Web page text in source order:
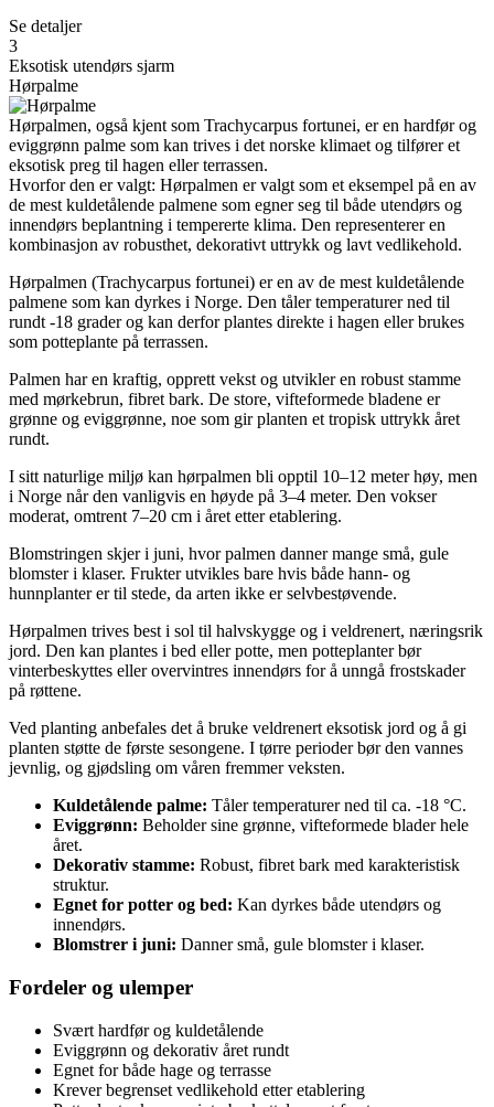
Se detaljer
3
Eksotisk utendørs sjarm
Hørpalme
Hørpalmen, også kjent som Trachycarpus fortunei, er en hardfør og
eviggrønn palme som kan trives i det norske klimaet og tilfører et
eksotisk preg til hagen eller terrassen.
Hvorfor den er valgt: Hørpalmen er valgt som et eksempel på en av
de mest kuldetålende palmene som egner seg til både utendørs og
innendørs beplantning i tempererte klima. Den representerer en
kombinasjon av robusthet, dekorativt uttrykk og lavt vedlikehold.
Hørpalmen (Trachycarpus fortunei) er en av de mest kuldetålende
palmene som kan dyrkes i Norge. Den tåler temperaturer ned til
rundt -18 grader og kan derfor plantes direkte i hagen eller brukes
som potteplante på terrassen.
Palmen har en kraftig, opprett vekst og utvikler en robust stamme
med mørkebrun, fibret bark. De store, vifteformede bladene er
grønne og eviggrønne, noe som gir planten et tropisk uttrykk året
rundt.
I sitt naturlige miljø kan hørpalmen bli opptil 10–12 meter høy, men
i Norge når den vanligvis en høyde på 3–4 meter. Den vokser
moderat, omtrent 7–20 cm i året etter etablering.
Blomstringen skjer i juni, hvor palmen danner mange små, gule
blomster i klaser. Frukter utvikles bare hvis både hann- og
hunnplanter er til stede, da arten ikke er selvbestøvende.
Hørpalmen trives best i sol til halvskygge og i veldrenert, næringsrik
jord. Den kan plantes i bed eller potte, men potteplanter bør
vinterbeskyttes eller overvintres innendørs for å unngå frostskader
på røttene.
Ved planting anbefales det å bruke veldrenert eksotisk jord og å gi
planten støtte de første sesongene. I tørre perioder bør den vannes
jevnlig, og gjødsling om våren fremmer veksten.
Kuldetålende palme: Tåler temperaturer ned til ca. -18 °C.
Eviggrønn: Beholder sine grønne, vifteformede blader hele
året.
Dekorativ stamme: Robust, fibret bark med karakteristisk
struktur.
Egnet for potter og bed: Kan dyrkes både utendørs og
innendørs.
Blomstrer i juni: Danner små, gule blomster i klaser.
Fordeler og ulemper
Svært hardfør og kuldetålende
Eviggrønn og dekorativ året rundt
Egnet for både hage og terrasse
Krever begrenset vedlikehold etter etablering